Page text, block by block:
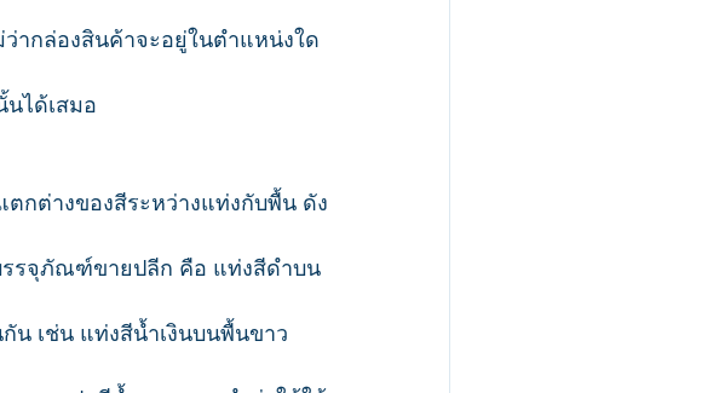
ากล่องสินค้าจะอยู่ในตำแหน่งใด
ได้เสมอ
กต่างของสีระหว่างแท่งกับพื้น ดัง
รรจุภัณฑ์ขายปลีก คือ แท่งสีดำบน
น เช่น แท่งสีน้ำเงินบนพื้นขาว